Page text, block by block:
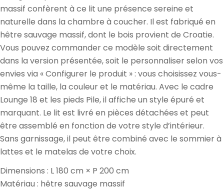
massif confèrent à ce lit une présence sereine et
naturelle dans la chambre à coucher. Il est fabriqué en
hêtre sauvage massif, dont le bois provient de Croatie.
Vous pouvez commander ce modèle soit directement
dans la version présentée, soit le personnaliser selon vos
envies via « Configurer le produit » : vous choisissez vous-
même la taille, la couleur et le matériau. Avec le cadre
Lounge 18 et les pieds Pile, il affiche un style épuré et
marquant. Le lit est livré en pièces détachées et peut
être assemblé en fonction de votre style d’intérieur.
Sans garnissage, il peut être combiné avec le sommier à
lattes et le matelas de votre choix.
Dimensions : L 180 cm × P 200 cm
Matériau : hêtre sauvage massif